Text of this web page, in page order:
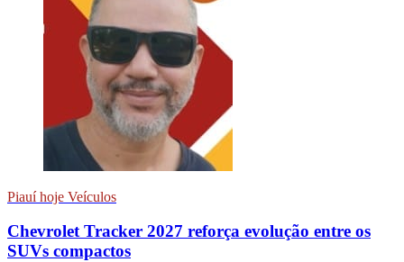
Piauí hoje Veículos
Chevrolet Tracker 2027 reforça evolução entre os
SUVs compactos